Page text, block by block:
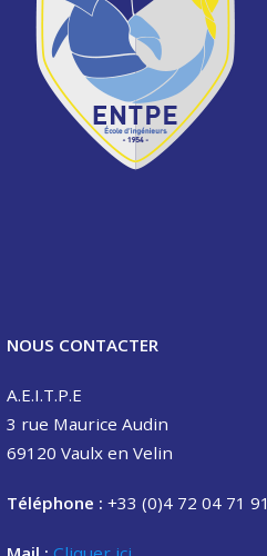
NOUS CONTACTER
A.E.I.T.P.E
3 rue Maurice Audin
69120 Vaulx en Velin
Téléphone : +33 (0)4 72 04 71 91